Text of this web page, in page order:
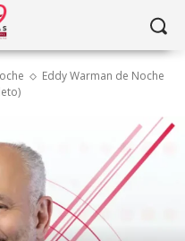
Eddy Warman de Noche